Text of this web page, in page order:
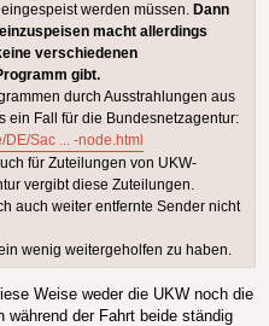
werden müssen. Dann
macht allerdings
verschiedenen
gibt.
durch Ausstrahlungen aus
ein Fall für die Bundesnetzagentur:
Sac ... -node.html
für Zuteilungen von UKW-
vergibt diese Zuteilungen.
auch weiter entfernte Sender nicht
wenig weitergeholfen zu haben.
Weise weder die UKW noch die
während der Fahrt beide ständig